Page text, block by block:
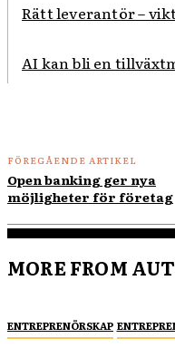
Rätt leverantör –
AI kan bli en
FÖREGÅENDE ARTIKEL
Open banking ger nya
möjligheter för företag
MORE FROM
ENTREPRENÖRSKAP